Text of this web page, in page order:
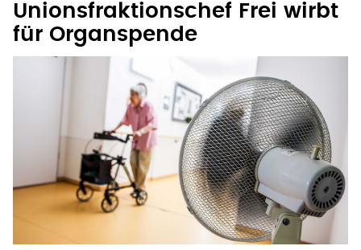
Unionsfraktionschef Frei wirbt
für Organspende